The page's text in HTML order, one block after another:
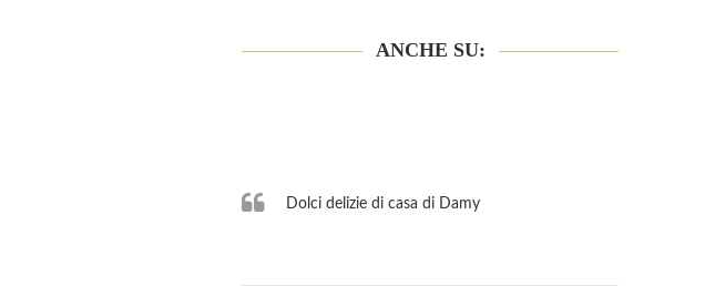
ANCHE SU:
Dolci delizie di casa di Damy